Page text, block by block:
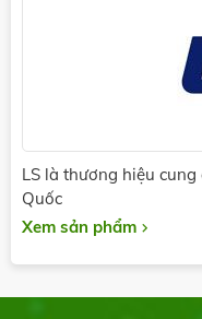
LS là thương hiệu
Quốc
Xem sản phẩm